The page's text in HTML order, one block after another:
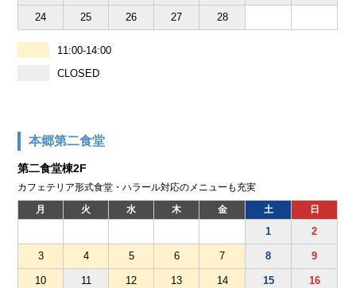
24 25 26 27 28
11:00-14:00
CLOSED
本郷第二食堂
第二食堂棟2F
カフェテリア形式食堂・ハラール対応のメニューも充実
月 火 水 木 金 土 日
1 2
3 4 5 6 7 8 9
10 11 12 13 14 15 16